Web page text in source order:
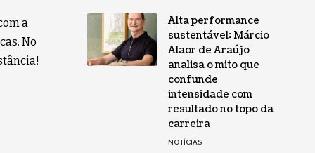
a
No
Alta performance
sustentável: Márcio
Alaor de Araújo
analisa o mito que
confunde
intensidade com
resultado no topo da
carreira
NOTÍCIAS